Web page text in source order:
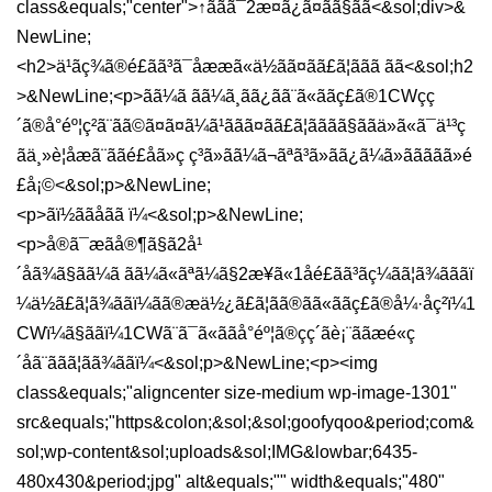
class&equals;"center">↑ããã¯2æ¤ã¿ã¤ãã§ãã<&sol;div>&
NewLine;
<h2>ä¹ãç¾ã®é£ãã³ã¯åææã«ä½ãã¤ãã£ã¦ããã ãã<&sol;h2
>&NewLine;<p>ãã¼ã ãã¼ã¸ãã¿ãã¨ã«ããç£ã®1CWç­ç
´ã®å°éº¦ç²ã¨ãã©ã¤ã¤ã¼ã¹ããã¤ãã£ã¦ãããã§ããä»ã«ã¯ä¹³ç­
ãä¸»è¦åæã¨ããé£åã»ç ç³ã»ãã¼ã¬ãªã³ã»ãã¿ã¼ã»ããããã»é
£å¡©<&sol;p>&NewLine;
<p>ãï½ããåãã ï¼<&sol;p>&NewLine;
<p>å®ã¯æãå®¶ã§ã2å¹
´åã¾ã§ãã¼ã ãã¼ã«ãªã¼ã§2æ¥ã«1åé£ãã³ãç¼ãã¦ã¾ãããï
¼ä½ã£ã¦ã¾ããï¼ãã®æä½¿ã£ã¦ãã®ãã«ããç£ã®å¼·åç²ï¼1
CWï¼ã§ããï¼1CWã¨ã¯ã«ããå°éº¦ã®ç­ç´ãè¡¨ããæé«ç
´åã¨ããã¦ãã¾ããï¼<&sol;p>&NewLine;<p><img
class&equals;"aligncenter size-medium wp-image-1301"
src&equals;"https&colon;&sol;&sol;goofyqoo&period;com&
sol;wp-content&sol;uploads&sol;IMG&lowbar;6435-
480x430&period;jpg" alt&equals;"" width&equals;"480"